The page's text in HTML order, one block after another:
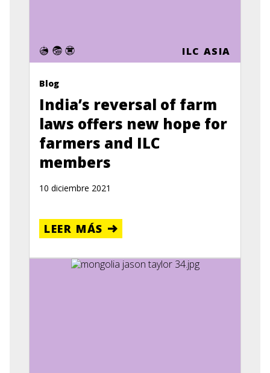
ILC ASIA
Blog
India’s reversal of farm
laws offers new hope for
farmers and ILC
members
10 diciembre 2021
LEER MÁS